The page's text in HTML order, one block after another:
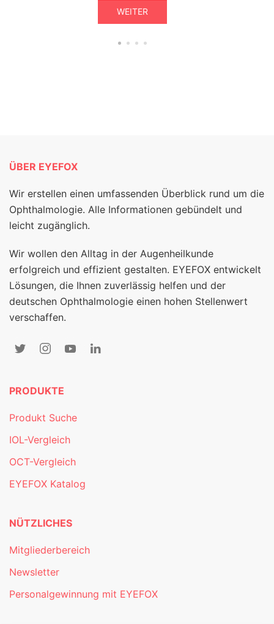
WEITER
ÜBER EYEFOX
Wir erstellen einen umfassenden Überblick rund um die
Ophthalmologie. Alle Informationen gebündelt und
leicht zugänglich.
Wir wollen den Alltag in der Augenheilkunde
erfolgreich und effizient gestalten. EYEFOX entwickelt
Lösungen, die Ihnen zuverlässig helfen und der
deutschen Ophthalmologie einen hohen Stellenwert
verschaffen.
PRODUKTE
Produkt Suche
IOL-Vergleich
OCT-Vergleich
EYEFOX Katalog
NÜTZLICHES
Mitgliederbereich
Newsletter
Personalgewinnung mit EYEFOX